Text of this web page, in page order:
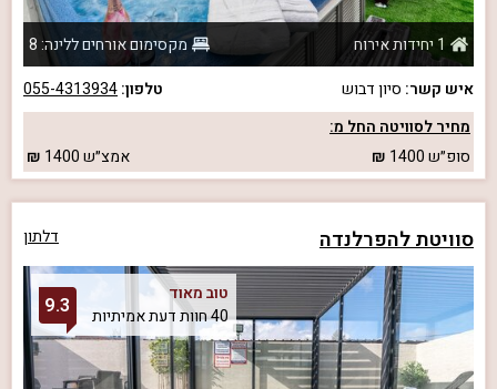
1 יחידות אירוח
מקסימום אורחים ללינה: 8
איש קשר: סיון דבוש טלפון:055-4313934
מחיר לסוויטה החל מ:
סופ״ש1400 אמצ״ש1400
סוויטת להפרלנדה דלתון
טוב מאוד
40 חוות דעת אמיתיות
9.3